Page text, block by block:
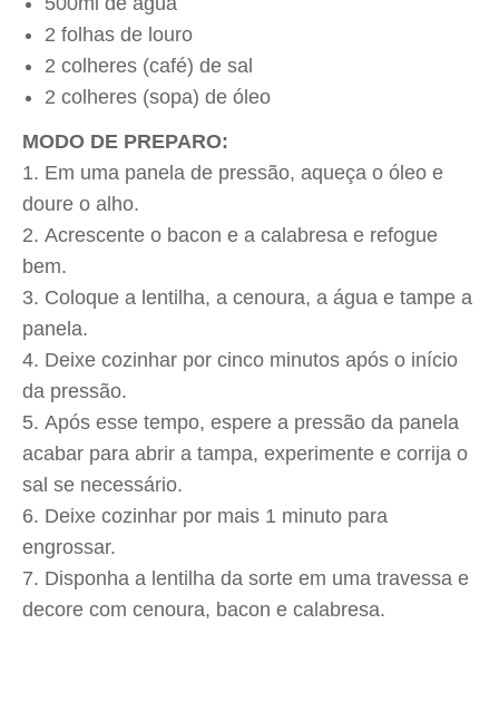
2 folhas de louro
2 colheres (café) de sal
2 colheres (sopa) de óleo
MODO DE PREPARO:
Em uma panela de pressão, aqueça o óleo e
doure o alho.
Acrescente o bacon e a calabresa e refogue
bem.
Coloque a lentilha, a cenoura, a água e tampe a
panela.
Deixe cozinhar por cinco minutos após o início
da pressão.
Após esse tempo, espere a pressão da panela
acabar para abrir a tampa, experimente e corrija o
sal se necessário.
Deixe cozinhar por mais 1 minuto para
engrossar.
Disponha a lentilha da sorte em uma travessa e
decore com cenoura, bacon e calabresa.